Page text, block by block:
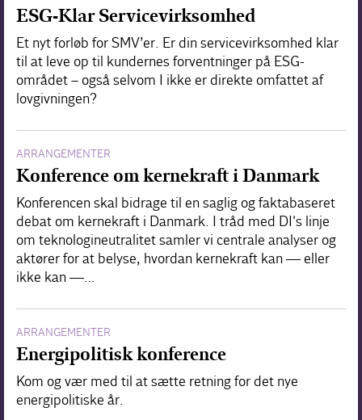
ESG-Klar Servicevirksomhed
Et nyt forløb for SMV’er. Er din servicevirksomhed klar
til at leve op til kundernes forventninger på ESG-
området – også selvom I ikke er direkte omfattet af
lovgivningen?
ARRANGEMENTER
Konference om kernekraft i Danmark
Konferencen skal bidrage til en saglig og faktabaseret
debat om kernekraft i Danmark. I tråd med DI's linje
om teknologineutralitet samler vi centrale analyser og
aktører for at belyse, hvordan kernekraft kan — eller
ikke kan —…
ARRANGEMENTER
Energipolitisk konference
Kom og vær med til at sætte retning for det nye
energipolitiske år.